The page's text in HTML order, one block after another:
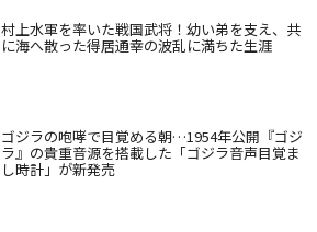
村上水軍を率いた戦国武将！幼い弟を支え、共
に海へ散った得居通幸の波乱に満ちた生涯
ゴジラの咆哮で目覚める朝…1954年公開『ゴジ
ラ』の貴重音源を搭載した「ゴジラ音声目覚ま
し時計」が新発売